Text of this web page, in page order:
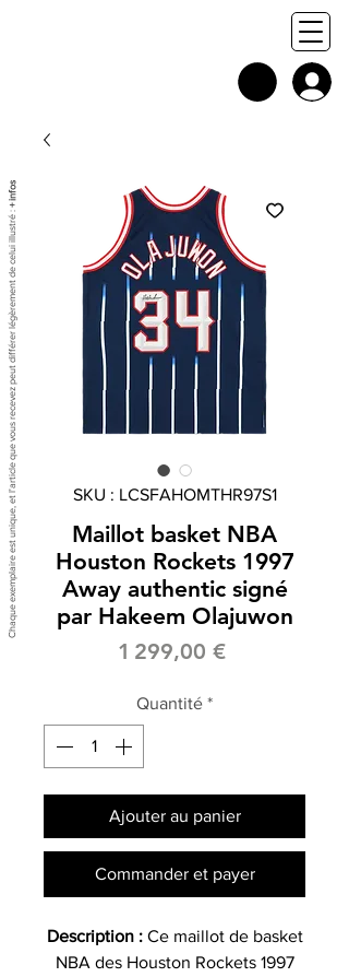
SKU : LCSFAHOMTHR97S1
Maillot basket NBA
Houston Rockets 1997
Away authentic signé
par Hakeem Olajuwon
1 299,00 €Prix
Quantité *
Ajouter au panier
Commander et payer
Description : Ce maillot de basket
NBA des Houston Rockets 1997
Chaque exemplaire est unique, et l'article que vous recevez peut différer légèrement de celui illustré :
+ infos